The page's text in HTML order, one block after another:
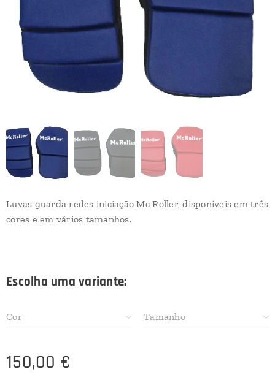
Luvas guarda redes iniciação Mc Roller, disponíveis em três
cores e em vários tamanhos.
Escolha uma variante:
Cor Tamanho
150,00 €